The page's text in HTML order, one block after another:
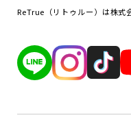
ReTrue（リトゥルー）は株式